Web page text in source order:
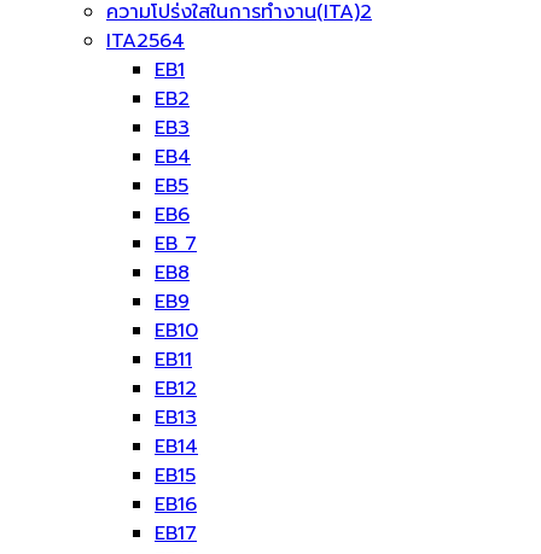
ความโปร่งใสในการทำงาน(ITA)2
ITA2564
EB1
EB2
EB3
EB4
EB5
EB6
EB 7
EB8
EB9
EB10
EB11
EB12
EB13
EB14
EB15
EB16
EB17